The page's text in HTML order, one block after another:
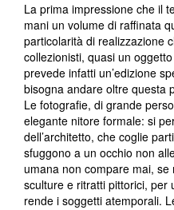
La prima impressione che il
mani un volume di raffinata
particolarità di realizzazione
collezionisti, quasi un
prevede infatti un’edizione
bisogna andare oltre questa
Le fotografie, di grande
elegante nitore formale: si
dell’architetto, che coglie
sfuggono a un occhio non
umana non compare mai,
sculture e ritratti pittorici, per
rende i soggetti atemporali.